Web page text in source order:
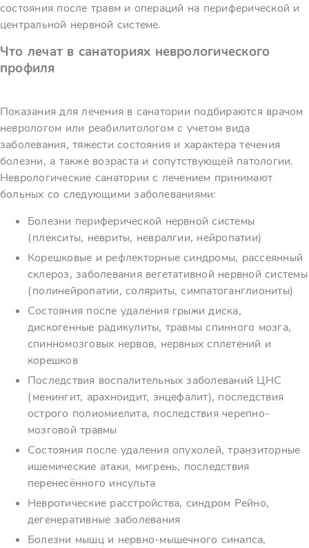
состояния после травм и операций на периферической и
центральной нервной системе.
Что лечат в санаториях неврологического
профиля
Показания для лечения в санатории подбираются врачом
неврологом или реабилитологом с учетом вида
заболевания, тяжести состояния и характера течения
болезни, а также возраста и сопутствующей патологии.
Неврологические санатории с лечением принимают
больных со следующими заболеваниями:
Болезни периферической нервной системы
(плекситы, невриты, невралгии, нейропатии)
Корешковые и рефлекторные синдромы, рассеянный
склероз, заболевания вегетативной нервной системы
(полинейропатии, соляриты, симпатоганглиониты)
Состояния после удаления грыжи диска,
дискогенные радикулиты, травмы спинного мозга,
спинномозговых нервов, нервных сплетений и
корешков
Последствия воспалительных заболеваний ЦНС
(менингит, арахноидит, энцефалит), последствия
острого полиомиелита, последствия черепно-
мозговой травмы
Состояния после удаления опухолей, транзиторные
ишемические атаки, мигрень, последствия
перенесённого инсульта
Невротические расстройства, синдром Рейно,
дегенеративные заболевания
Болезни мышц и нервно-мышечного синапса,